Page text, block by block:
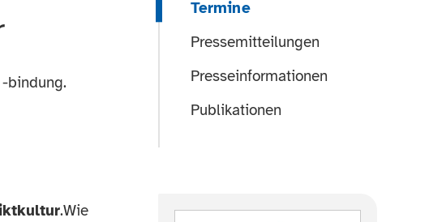
bindung.
.Wie
Termine
Pressemitteilungen
Presseinformationen
Publikationen